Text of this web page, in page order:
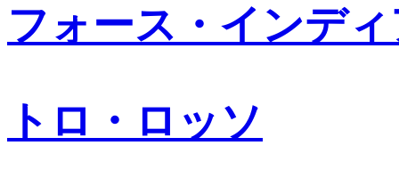
フォース・インデ
トロ・ロッソ